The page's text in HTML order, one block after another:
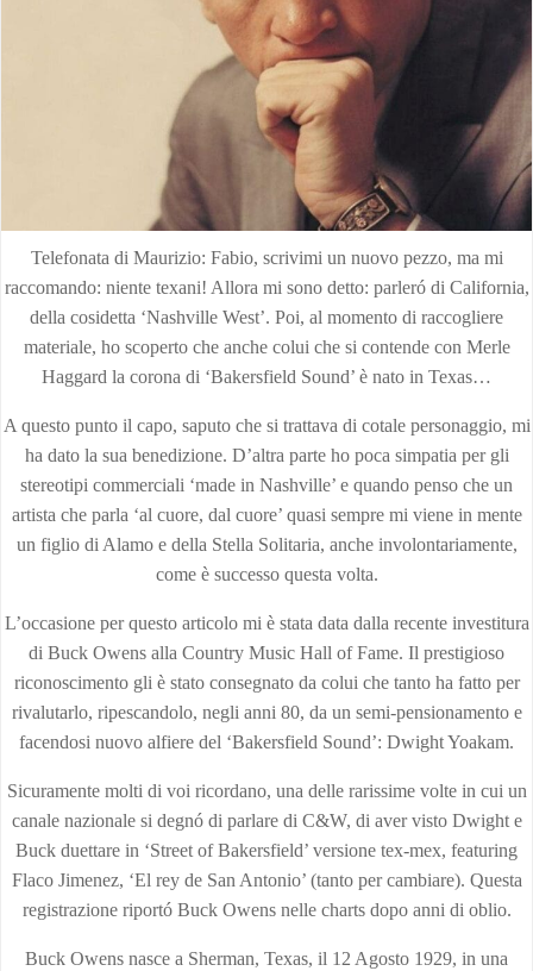
Telefonata di Maurizio: Fabio, scrivimi un nuovo pezzo, ma mi
raccomando: niente texani! Allora mi sono detto: parleró di California,
della cosidetta ‘Nashville West’. Poi, al momento di raccogliere
materiale, ho scoperto che anche colui che si contende con Merle
Haggard la corona di ‘Bakersfield Sound’ è nato in Texas…
A questo punto il capo, saputo che si trattava di cotale personaggio, mi
ha dato la sua benedizione. D’altra parte ho poca simpatia per gli
stereotipi commerciali ‘made in Nashville’ e quando penso che un
artista che parla ‘al cuore, dal cuore’ quasi sempre mi viene in mente
un figlio di Alamo e della Stella Solitaria, anche involontariamente,
come è successo questa volta.
L’occasione per questo articolo mi è stata data dalla recente investitura
di Buck Owens alla Country Music Hall of Fame. Il prestigioso
riconoscimento gli è stato consegnato da colui che tanto ha fatto per
rivalutarlo, ripescandolo, negli anni 80, da un semi-pensionamento e
facendosi nuovo alfiere del ‘Bakersfield Sound’: Dwight Yoakam.
Sicuramente molti di voi ricordano, una delle rarissime volte in cui un
canale nazionale si degnó di parlare di C&W, di aver visto Dwight e
Buck duettare in ‘Street of Bakersfield’ versione tex-mex, featuring
Flaco Jimenez, ‘El rey de San Antonio’ (tanto per cambiare). Questa
registrazione riportó Buck Owens nelle charts dopo anni di oblio.
Buck Owens nasce a Sherman, Texas, il 12 Agosto 1929, in una